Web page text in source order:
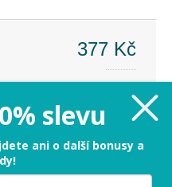
377 Kč
-522 Kč (-58%)
slevu
ani o další bonusy a